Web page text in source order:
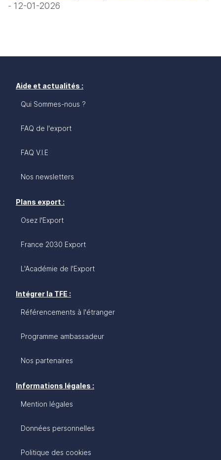
- 12-01-2026
Aide et actualités :
Qui Sommes-nous ?
FAQ de l'export
FAQ V.I.E
Nos newsletters
Plans export :
Osez l'Export
France 2030 Export
L'Académie de l'Export
Intégrer la TFE :
Référencements à l'étranger
Programme ambassadeur
Nos partenaires
Informations légales :
Mention légales
Données personnelles
Politique des cookies